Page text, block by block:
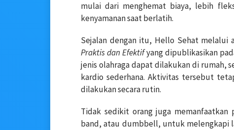
mulai dari menghemat biaya, lebih
kenyamanan saat berlatih.
Sejalan dengan itu, Hello Sehat melalui
Praktis dan Efektifyang dipublikasikan
jenis olahraga dapat dilakukan di rumah,
kardio sederhana. Aktivitas tersebut
dilakukan secara rutin.
Tidak sedikit orang juga memanfaatkan
band, atau dumbbell, untuk melengkapi